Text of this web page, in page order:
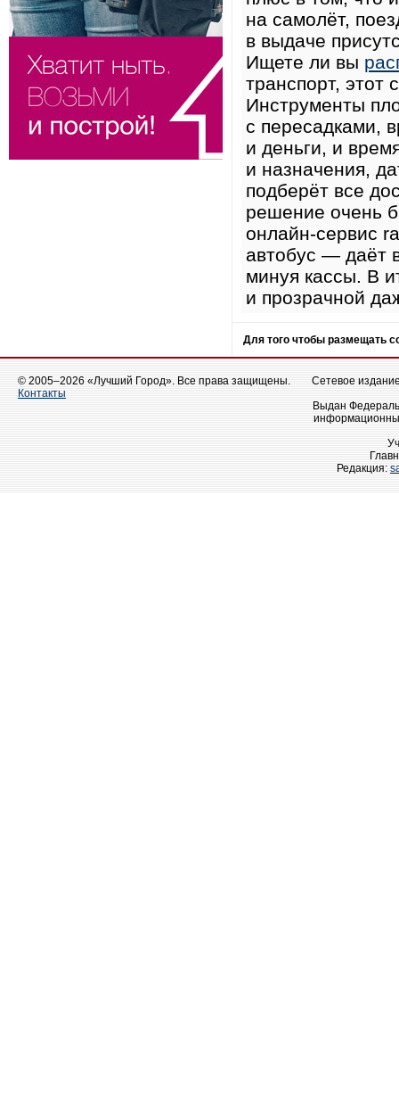
на самолёт,
в выдаче
Ищете ли вы
транспорт, этот
Инструменты
с пересадками,
и деньги, и
и назначения,
подберёт все
решение очень
онлайн-сервис
автобус — даёт
минуя кассы. В
и прозрачной
Для того чтобы размещать
© 2005–2026 «Лучший Город». Все права защищены.
Контакты
Сетевое
Выдан
Редакция: